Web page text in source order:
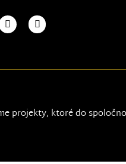
projekty, ktoré do